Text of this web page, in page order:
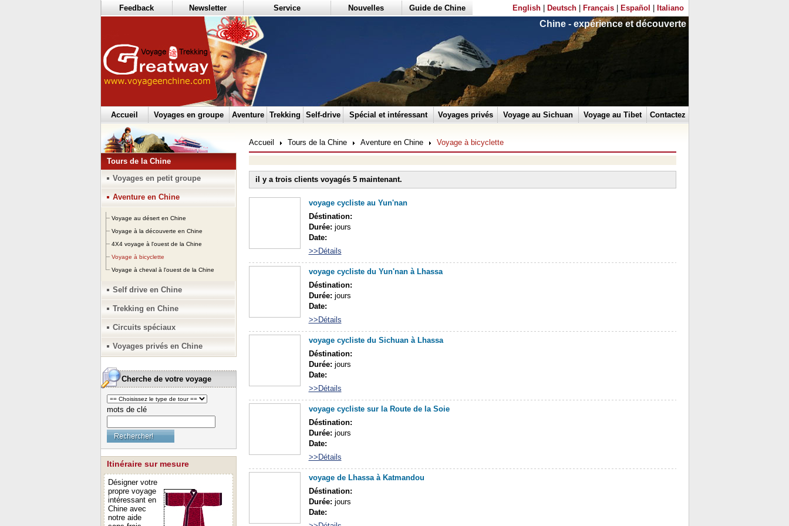
Feedback Newsletter Service Nouvelles Guide de Chine English| Deutsch| Français| Español Italiano
Chine - expérience et découverte
Accueil Voyages en groupe Aventure Trekking Self-drive Spécial et intéressant Voyages privés Voyage au Sichuan Voyage au Tibet Contactez
Tours de la Chine
Voyages en petit groupe
Aventure en Chine
Voyage au désert en Chine
Voyage à la découverte en Chine
4X4 voyage à l'ouest de la Chine
Voyage à bicyclette
Voyage à cheval à l'ouest de la Chine
Self drive en Chine
Trekking en Chine
Circuits spéciaux
Voyages privés en Chine
Cherche de votre voyage
mots de clé
Itinéraire sur mesure
Désigner votre
propre voyage
intéressant en
Chine avec
notre aide
Accueil Tours de la Chine Aventure en Chine Voyage à bicyclette
il y a trois clients voyagés 5 maintenant.
voyage cycliste au Yun'nan
Déstination:
Durée: jours
Date:
>>Détails
voyage cycliste du Yun'nan à Lhassa
Déstination:
Durée: jours
Date:
>>Détails
voyage cycliste du Sichuan à Lhassa
Déstination:
Durée: jours
Date:
>>Détails
voyage cycliste sur la Route de la Soie
Déstination:
Durée: jours
Date:
>>Détails
voyage de Lhassa à Katmandou
Déstination:
Durée: jours
Date: